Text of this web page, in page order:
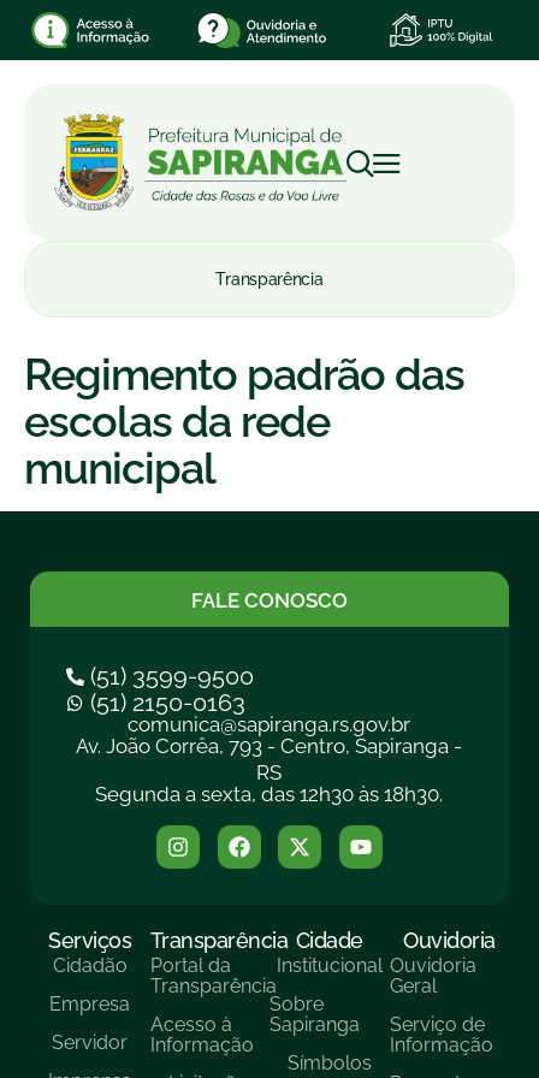
Transparência
Regimento padrão das
escolas da rede
municipal
FALE CONOSCO
(51) 3599-9500
(51) 2150-0163
comunica@sapiranga.rs.gov.br
Av. João Corrêa, 793 - Centro, Sapiranga -
RS
Segunda a sexta, das 12h30 às 18h30.
Serviços
Cidadão
Empresa
Servidor
Transparência
Portal da
Transparência
Acesso à
Informação
Cidade
Institucional
Sobre
Sapiranga
Símbolos
Ouvidoria
Ouvidoria
Geral
Serviço de
Informação